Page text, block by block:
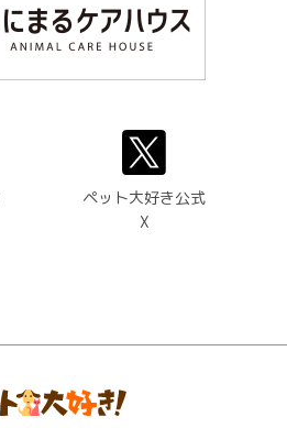
ペット大好き公式
X